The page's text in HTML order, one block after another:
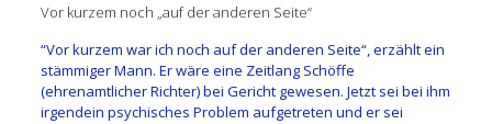
Vor kurzem noch „auf der anderen Seite“
“Vor kurzem war ich noch auf der anderen Seite“, erzählt ein
stämmiger Mann. Er wäre eine Zeitlang Schöffe
(ehrenamtlicher Richter) bei Gericht gewesen. Jetzt sei bei ihm
irgendein psychisches Problem aufgetreten und er sei